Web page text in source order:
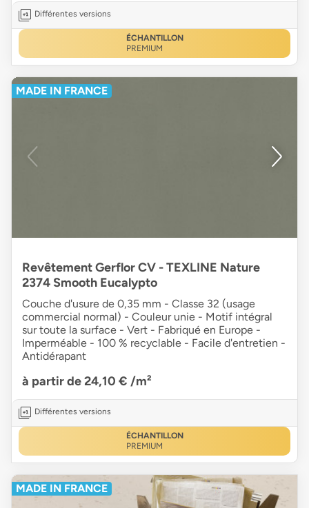
Différentes versions
ÉCHANTILLON
PREMIUM
MADE IN FRANCE
Revêtement Gerflor CV - TEXLINE Nature
2374 Smooth Eucalypto
Couche d'usure de 0,35 mm - Classe 32 (usage
commercial normal) - Couleur unie - Motif intégral
sur toute la surface - Vert - Fabriqué en Europe -
Imperméable - 100 % recyclable - Facile d'entretien -
Antidérapant
à partir de 24,10 € /m²
Différentes versions
ÉCHANTILLON
PREMIUM
MADE IN FRANCE